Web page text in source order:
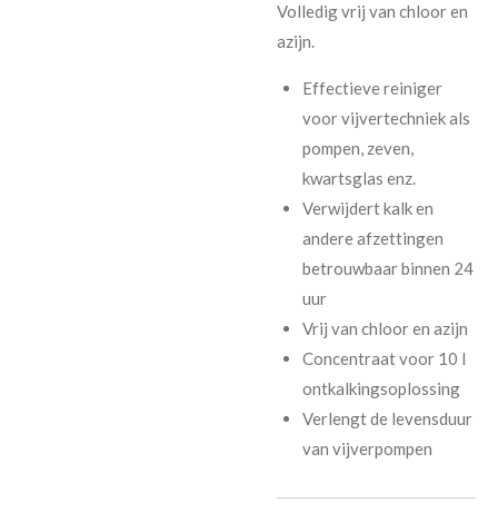
Volledig vrij van chloor en
azijn.
Effectieve reiniger
voor vijvertechniek als
pompen, zeven,
kwartsglas enz.
Verwijdert kalk en
andere afzettingen
betrouwbaar binnen 24
uur
Vrij van chloor en azijn
Concentraat voor 10 l
ontkalkingsoplossing
Verlengt de levensduur
van vijverpompen